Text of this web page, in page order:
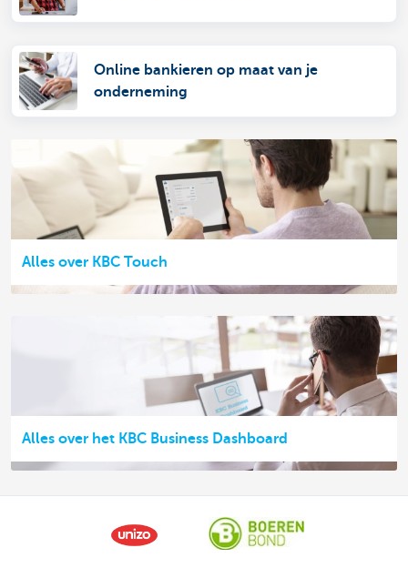
Online bankieren op maat van je
onderneming
Alles over KBC Touch
Alles over het KBC Business Dashboard